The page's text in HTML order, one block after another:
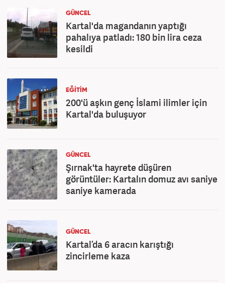
GÜNCEL
Kartal'da magandanın yaptığı
pahalıya patladı: 180 bin lira ceza
kesildi
EĞİTİM
200'ü aşkın genç İslami ilimler için
Kartal'da buluşuyor
GÜNCEL
Şırnak'ta hayrete düşüren
görüntüler: Kartalın domuz avı saniye
saniye kamerada
GÜNCEL
Kartal’da 6 aracın karıştığı
zincirleme kaza